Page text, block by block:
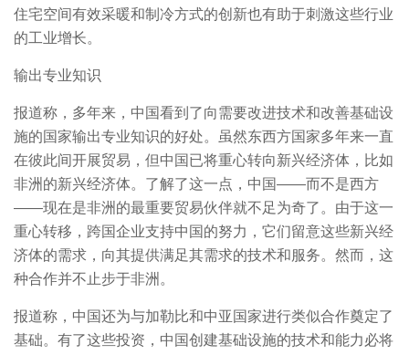
住宅空间有效采暖和制冷方式的创新也有助于刺激这些行业
的工业增长。
输出专业知识
报道称，多年来，中国看到了向需要改进技术和改善基础设
施的国家输出专业知识的好处。虽然东西方国家多年来一直
在彼此间开展贸易，但中国已将重心转向新兴经济体，比如
非洲的新兴经济体。了解了这一点，中国——而不是西方
——现在是非洲的最重要贸易伙伴就不足为奇了。由于这一
重心转移，跨国企业支持中国的努力，它们留意这些新兴经
济体的需求，向其提供满足其需求的技术和服务。然而，这
种合作并不止步于非洲。
报道称，中国还为与加勒比和中亚国家进行类似合作奠定了
基础。有了这些投资，中国创建基础设施的技术和能力必将